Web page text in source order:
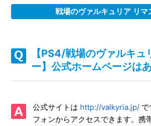
戦場のヴァルキュリア リマ
い、コツなどはあるのか
【PS4/戦場のヴァルキュリア リマスター
【PS4/戦場のヴァルキュリア リマスター
るのか
【PS4/戦場のヴァルキュ
ー】公式ホームページは
公式サイトは http://valkyria.jp/ で
フォンからアクセスできます。携